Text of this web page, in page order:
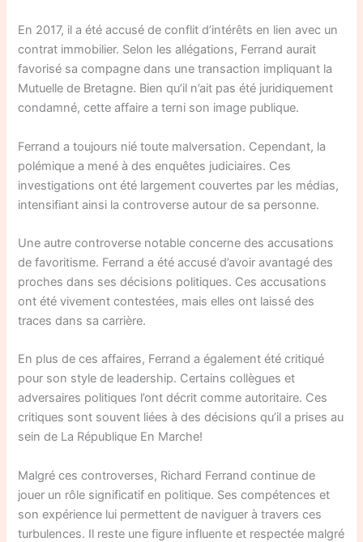
En 2017, il a été accusé de conflit d’intérêts en lien avec un
contrat immobilier. Selon les allégations, Ferrand aurait
favorisé sa compagne dans une transaction impliquant la
Mutuelle de Bretagne. Bien qu’il n’ait pas été juridiquement
condamné, cette affaire a terni son image publique.
Ferrand a toujours nié toute malversation. Cependant, la
polémique a mené à des enquêtes judiciaires. Ces
investigations ont été largement couvertes par les médias,
intensifiant ainsi la controverse autour de sa personne.
Une autre controverse notable concerne des accusations
de favoritisme. Ferrand a été accusé d’avoir avantagé des
proches dans ses décisions politiques. Ces accusations
ont été vivement contestées, mais elles ont laissé des
traces dans sa carrière.
En plus de ces affaires, Ferrand a également été critiqué
pour son style de leadership. Certains collègues et
adversaires politiques l’ont décrit comme autoritaire. Ces
critiques sont souvent liées à des décisions qu’il a prises au
sein de La République En Marche!
Malgré ces controverses, Richard Ferrand continue de
jouer un rôle significatif en politique. Ses compétences et
son expérience lui permettent de naviguer à travers ces
turbulences. Il reste une figure influente et respectée malgré